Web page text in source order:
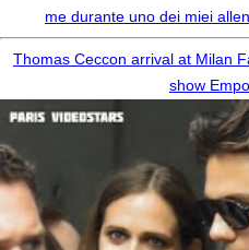
me durante uno dei miei
Thomas Ceccon arrival at Milan
show